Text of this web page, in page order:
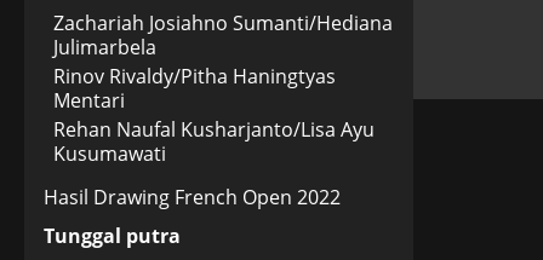
Zachariah Josiahno Sumanti/Hediana
Julimarbela
Rinov Rivaldy/Pitha Haningtyas
Mentari
Rehan Naufal Kusharjanto/Lisa Ayu
Kusumawati
Hasil Drawing French Open 2022
Tunggal putra